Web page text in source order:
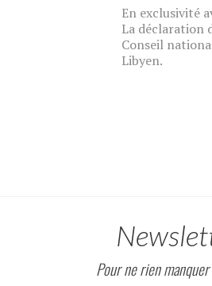
En exclusivité
La déclaration
Conseil
Libyen.
Pour ne rien manquer